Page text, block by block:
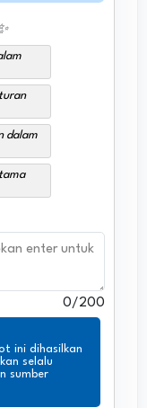
dalam
0/200
ini dihasilkan
selalu
sumber